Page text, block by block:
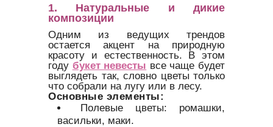
1. Натуральные и дикие
композиции
Одним из ведущих трендов
остается акцент на природную
красоту и естественность. В этом
году букет невесты все чаще будет
выглядеть так, словно цветы только
что собрали на лугу или в лесу.
Основные элементы:
Полевые цветы: ромашки,
васильки, маки.